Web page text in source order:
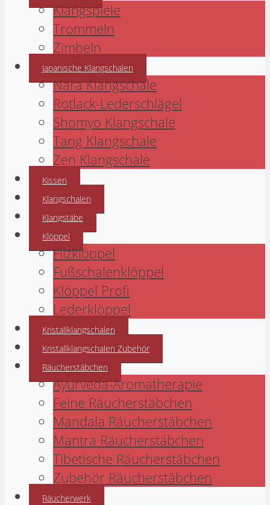
Klangspiele
Trommeln
Zimbeln
Japanische Klangschalen
Nara Klangschale
Rotlack-Lederschlägel
Shomyo Klangschale
Tang Klangschale
Zen Klangschale
Kissen
Klangschalen
Klangstäbe
Klöppel
Filzklöppel
Fußschalenklöppel
Klöppel Profi
Lederklöppel
Kristallklangschalen
Kristallklangschalen Zubehör
Räucherstäbchen
Ayurveda-Aromatherapie
Feine Räucherstäbchen
Mandala Räucherstäbchen
Mantra Räucherstäbchen
Tibetische Räucherstäbchen
Zubehör Räucherstäbchen
Räucherwerk